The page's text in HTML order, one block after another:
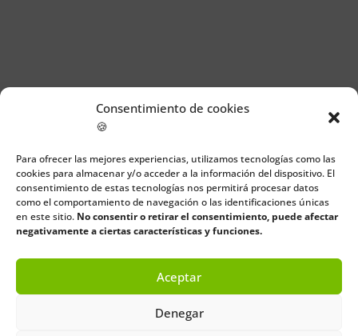
Consentimiento de cookies
🍪
Para ofrecer las mejores experiencias, utilizamos tecnologías como las
cookies para almacenar y/o acceder a la información del dispositivo. El
consentimiento de estas tecnologías nos permitirá procesar datos
como el comportamiento de navegación o las identificaciones únicas
en este sitio. No consentir o retirar el consentimiento, puede afectar
negativamente a ciertas características y funciones.
Aceptar
Denegar
Próximos eventos Cantabria